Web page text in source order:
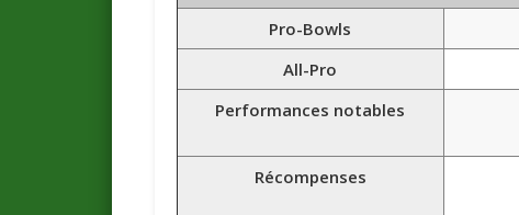
Pro-Bowls
All-Pro
Performances notables
Récompenses